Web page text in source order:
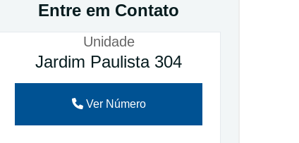
Entre em Contato
Unidade
Jardim Paulista 304
Ver Número